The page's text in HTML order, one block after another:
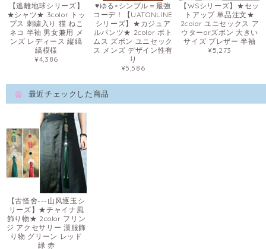
【逃離地球シリーズ】
★シャツ★ 3color トッ
プス 刺繍入り 猫 ねこ
ネコ 半袖 男女兼用 メ
ンズ レディース 縦縞
縞模様
¥4,386
♥ゆる×シンプル＝最強
コーデ！【UATONLINE
シリーズ】★カジュア
ルパンツ★ 2color ボト
ムス ズボン ユニセック
ス メンズ デザイン性有
り
¥5,586
【WSシリーズ】★セッ
トアップ 単品注文★
2color ユニセックス ア
ウターorズボン 大きい
サイズ ブレザー 半袖
¥5,273
最近チェックした商品
【古怪舍---山风逐玉シ
リーズ】★チャイナ風
飾り物★ 2color フリン
ジ アクセサリー 漢服飾
り物 グリーン レッド
緑 赤